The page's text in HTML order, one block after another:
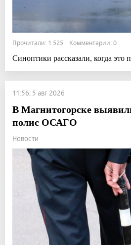
Прочитали: 1 525 Комментарии: 0
Синоптики рассказали, когда это
11:56, 5 авг 2026
В Магнитогорске
полис ОСАГО
Новости